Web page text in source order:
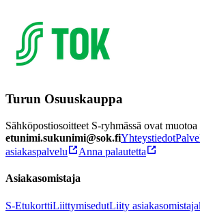
Turun Osuuskauppa
Sähköpostiosoitteet S-ryhmässä ovat muotoa
etunimi.sukunimi@sok.fiYhteystiedot
asiakaspalvelu
Anna palautetta
Asiakasomistaja
S-EtukorttiLiittymisedutLiity